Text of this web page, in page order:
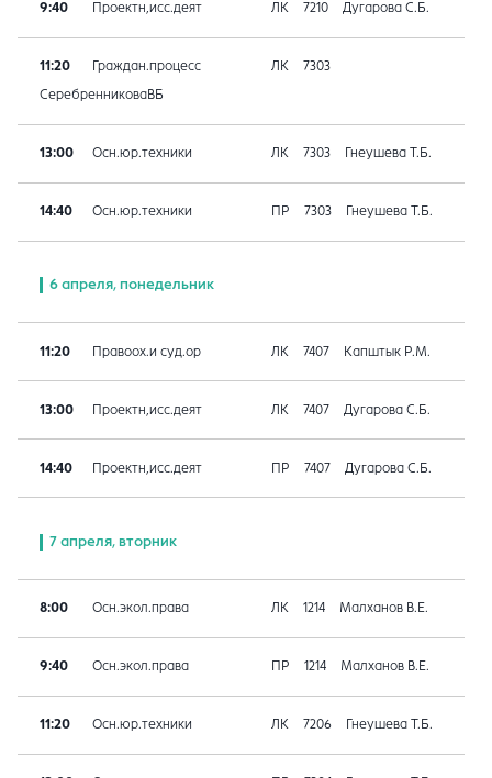
9:40 Проектн,исс.деят ЛК 7210 Дугарова С.Б.
11:20 Граждан.процесс ЛК 7303
СеребренниковаВБ
13:00 Осн.юр.техники ЛК 7303 Гнеушева Т.Б.
14:40 Осн.юр.техники ПР 7303 Гнеушева Т.Б.
6 апреля, понедельник
11:20 Правоох.и суд.ор ЛК 7407 Капштык Р.М.
13:00 Проектн,исс.деят ЛК 7407 Дугарова С.Б.
14:40 Проектн,исс.деят ПР 7407 Дугарова С.Б.
7 апреля, вторник
8:00 Осн.экол.права ЛК 1214 Малханов В.Е.
9:40 Осн.экол.права ПР 1214 Малханов В.Е.
11:20 Осн.юр.техники ЛК 7206 Гнеушева Т.Б.